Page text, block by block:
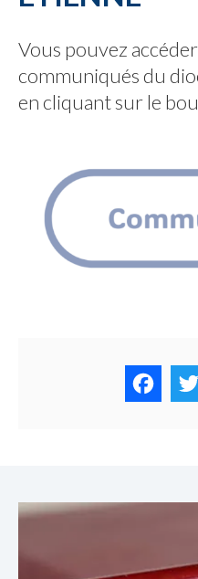
Vous pouvez
communiqués du
en cliquant sur le